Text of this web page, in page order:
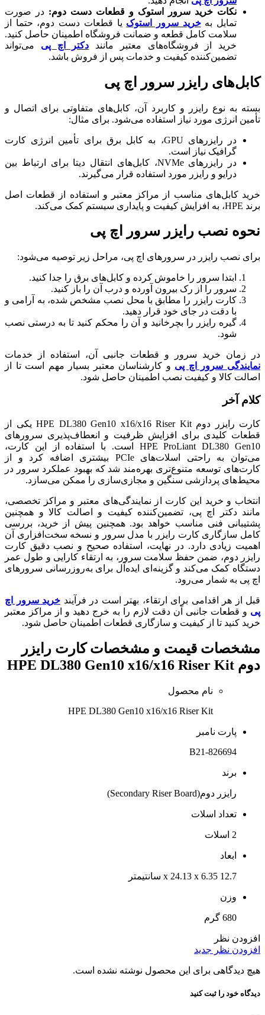
نکات خرید سرور استوک و قطعات دست دوم: در صورت
تمایل بهخرید سرور استوک یا قطعات دست دوم، حتما از
سلامت کامل قطعه و ضمانت فروشگاه اطمینان حاصل کنید.
خرید از فروشگاه‌های معتبر مانند دکتر اچ پی می‌تواند
تضمین‌کننده کیفیت و خدمات پس از فروش باشد.
کابل‌های رایزر سرور اچ پی
بسته به نوع رایزر و کاربرد آن، کابل‌های متفاوتی برای اتصال و
تأمین انرژی مورد نیاز استفاده می‌شود. برای مثال:
در رایزرهای GPU، به کابل برق برای تأمین انرژی کارت
گرافیک نیاز است.
در رایزرهای NVMe، کابل‌های انتقال دیتا برای ارتباط بین
درایو و رایزر مورد استفاده قرار می‌گیرند.
خرید کابل‌های مناسب از مراکز معتبر و استفاده از قطعات اصل
برند HPE، به افزایش کیفیت و پایداری سیستم کمک می‌کند.
نحوه نصب رایزر سرور اچ پی
برای نصب رایزر در سرورهای اچ پی، مراحل زیر توصیه می‌شود:
ابتدا سرور را خاموش کرده و کابل‌های برق را جدا کنید.
سرور را از رک بیرون آورده و درب آن را باز کنید.
کارت رایزر را مطابق با محل نصب مشخص شده، به آرامی و
با دقت در جای خود قرار دهید.
گیره رایزر را بچرخانید و آن را محکم کنید تا به درستی نصب
شود.
در زمان خرید سرور و قطعات جانبی آن، استفاده از خدمات
نمایندگی سرور اچ پی و کارشناسان معتبر بسیار مهم است تا از
اصالت کالا و کیفیت نصب اطمینان حاصل شود.
کلام آخر
کارت رایزر دوم HPE DL380 Gen10 x16/x16 Riser Kit یکی از
قطعات کلیدی برای افزایش ظرفیت و انعطاف‌پذیری سرورهای
HPE ProLiant DL380 Gen10 است. با استفاده از این کارت،
می‌توان به راحتی اسلات‌های PCIe بیشتری اضافه کرد و از
کارت‌های توسعه متنوع‌تری بهره‌مند شد که بهبود عملکرد سرور در
محیط‌های پردازشی سنگین و مجازی‌سازی را ممکن می‌سازد.
انتخاب و خرید این کارت از نمایندگی‌های معتبر و مراکز تخصصی،
مانند دکتر اچ پی، تضمین‌کننده کیفیت و اصالت کالا و همچنین
پشتیبانی فنی مناسب خواهد بود. همچنین پیش از خرید، بررسی
کامل سازگاری کارت رایزر با مدل سرور و نسخه سخت‌افزاری آن
اهمیت زیادی دارد. در نهایت، استفاده صحیح و نصب دقیق کارت
رایزر دوم، ضمن حفظ سلامت سرور، به ارتقاء کارایی و طول عمر
دستگاه کمک می‌کند و گزینه‌ای ایده‌آل برای به‌روزرسانی سرورهای
اچ پی به شمار می‌رود.
قبل از هر اقدامی برای ارتقاء، بهتر است در فرآیند خرید سرور اچ
پی و قطعات جانبی آن دقت لازم را به خرج دهید و از مراکز معتبر
خرید کنید تا از کیفیت و سازگاری قطعات اطمینان حاصل شود.
مشخصات قیمت و مشخصات کارت رایزر
دوم HPE DL380 Gen10 x16/x16 Riser Kit
نام محصول
HPE DL380 Gen10 x16/x16 Riser Kit
پارت نامبر
826694-B21
برند
رایزر دوم(Secondary Riser Board)
تعداد اسلات
2 اسلات
ابعاد
12.7 x 24.13 x 6.35 سانتیمتر
وزن
680 گرم
افزودن نظر
افزودن نظر جدید
هیچ دیدگاهی برای این محصول نوشته نشده است.
دیدگاه خود را ثبت کنید